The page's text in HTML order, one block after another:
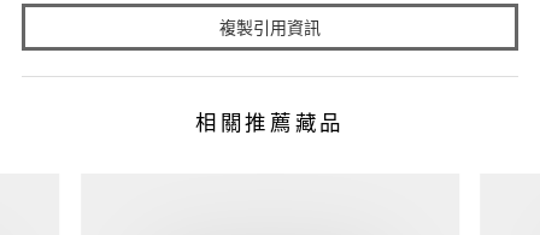
複製引用資訊
相關推薦藏品